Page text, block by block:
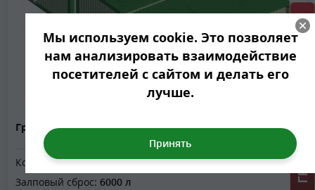
Гринлос БМ Норд 200
Кол-во человек:200
Залповый сброс: 6000 л
ГРИНЛОС + скидка = 1 мин!
Мы используем cookie. Это позволяет
нам анализировать взаимодействие
посетителей с сайтом и делать его
лучше.